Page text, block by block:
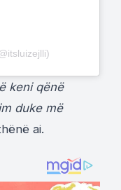
keni qënë
duke më
ai.